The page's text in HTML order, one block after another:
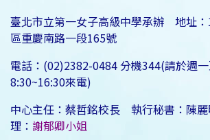
臺北市立第一女子高級中學承辦 地址
區重慶南路一段165號
電話：(02)2382-0484 分機344(請於週
8:30~16:30來電)
中心主任：蔡哲銘校長 執行秘書：陳
理： 謝郁卿小姐